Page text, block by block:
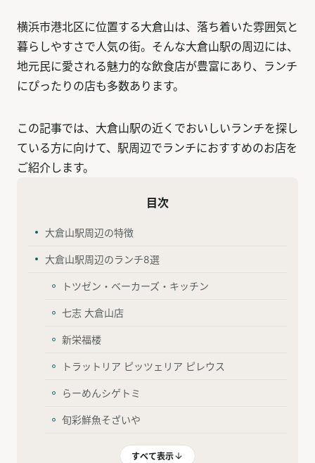
横浜市港北区に位置する大倉山は、落ち着いた雰囲気と
暮らしやすさで人気の街。そんな大倉山駅の周辺には、
地元民に愛される魅力的な飲食店が豊富にあり、ランチ
にぴったりの店も多数あります。
この記事では、大倉山駅の近くでおいしいランチを探し
ている方に向けて、駅周辺でランチにおすすめのお店を
ご紹介します。
目次
大倉山駅周辺の特徴
大倉山駅周辺のランチ8選
トツゼン・ベーカーズ・キッチン
七志 大倉山店
新栄福楼
トラットリア ピッツェリア ピレウス
らーめんシゲトミ
旬彩鮮魚そざいや
すべて表示